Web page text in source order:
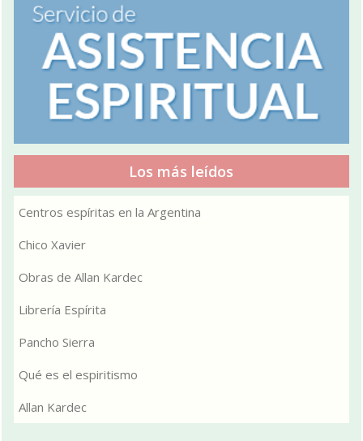
Los más leídos
Centros espíritas en la Argentina
Chico Xavier
Obras de Allan Kardec
Librería Espírita
Pancho Sierra
Qué es el espiritismo
Allan Kardec